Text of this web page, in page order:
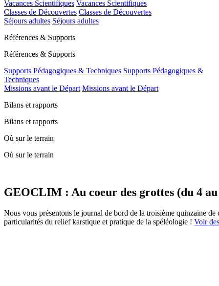
Vacances Scientifiques Vacances Scientifiques
Classes de Découvertes Classes de Découvertes
Séjours adultes Séjours adultes
Références & Supports
Références & Supports
Supports Pédagogiques & Techniques Supports Pédagogiques &
Techniques
Missions avant le Départ Missions avant le Départ
Bilans et rapports
Bilans et rapports
Où sur le terrain
Où sur le terrain
GEOCLIM : Au coeur des grottes (du 4
Nous vous présentons le journal de bord de la troisième quinzaine
particularités du relief karstique et pratique de la spéléologie ! Voir